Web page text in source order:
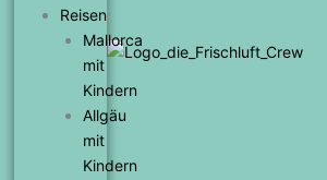
Reisen
Mallorca
mit
Kindern
Allgäu
mit
Kindern